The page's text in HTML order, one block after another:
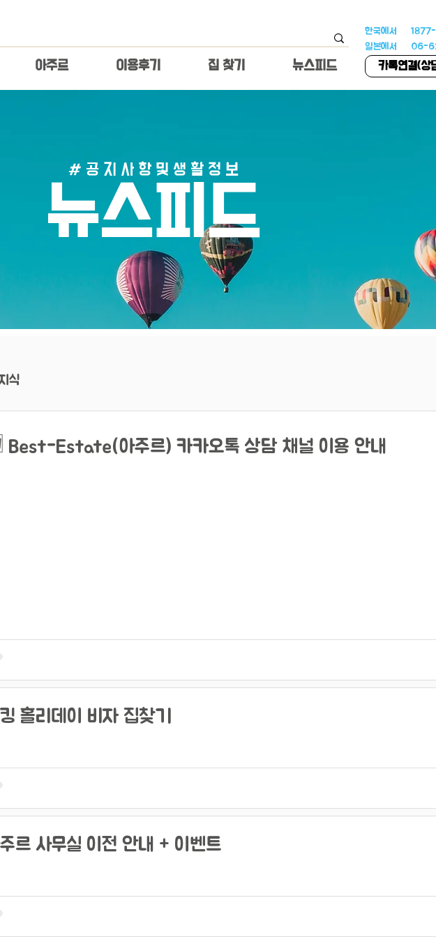
아주르 이용후기 집 찾기 ​뉴스피드
한국에서
일본에서 06-
카톡연결(상
# 공 지 사 항 및 생 활 정 보
​뉴스피드
식
Best-Estate(아주르) 카카오톡 상담 채널 이용 안내
홀리데이 비자 집찾기
르 사무실 이전 안내 + 이벤트